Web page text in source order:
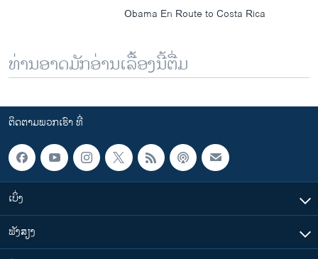
Obama En Route to Costa Rica
ທ່ານອາດມັກອ່ານເລື້ອງນີ້ຕື່ມ
ຕິດຕາມພວກເຮົາ ທີ່
ເບິ່ງ
ຟັງສຽງ